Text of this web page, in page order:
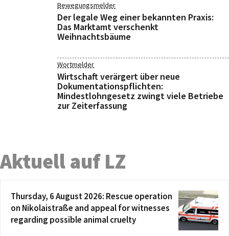
Bewegungsmelder
Der legale Weg einer bekannten Praxis:
Das Marktamt verschenkt
Weihnachtsbäume
Wortmelder
Wirtschaft verärgert über neue
Dokumentationspflichten:
Mindestlohngesetz zwingt viele Betriebe
zur Zeiterfassung
Aktuell auf LZ
Thursday, 6 August 2026: Rescue operation
on Nikolaistraße and appeal for witnesses
regarding possible animal cruelty